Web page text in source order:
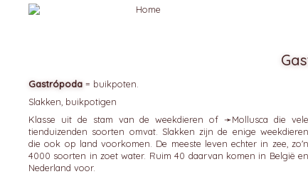
Gastrópoda = buikpoten.
Slakken, buikpotigen
Klasse uit de stam van de weekdieren of ➛Mollusca die vele
tienduizenden soorten omvat. Slakken zijn de enige weekdieren
die ook op land voorkomen. De meeste leven echter in zee, zo'n
4000 soorten in zoet water. Ruim 40 daarvan komen in België en
Nederland voor.